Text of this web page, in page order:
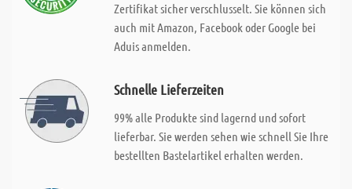
Zertifikat sicher verschlusselt. Sie können sich
auch mit Amazon, Facebook oder Google bei
Aduis anmelden.
Schnelle Lieferzeiten
99% alle Produkte sind lagernd und sofort
lieferbar. Sie werden sehen wie schnell Sie Ihre
bestellten Bastelartikel erhalten werden.